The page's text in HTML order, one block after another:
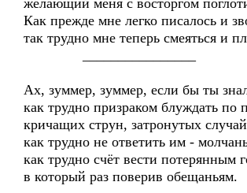
желающий меня с восторгом
Как прежде мне легко писалось и
так трудно мне теперь смеяться и
Ах, зуммер, зуммер, если бы ты
как трудно призраком блуждать по
кричащих струн, затронутых
как трудно не ответить им -
как трудно счёт вести потерянным
в который раз поверив обещаньям.